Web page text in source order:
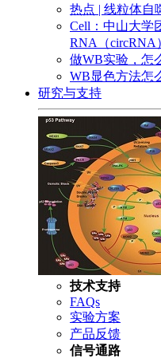
热点 | 线粒体自
Cell：中山大学
RNA（circRNA
做WB实验，怎
WB显色方法怎
研究与支持
技术支持
FAQs
实验方案
产品反馈
信号通路